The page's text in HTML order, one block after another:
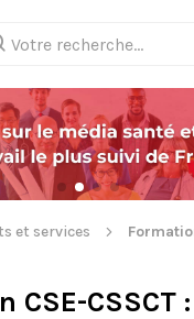
et services
CSE-CSSCT :